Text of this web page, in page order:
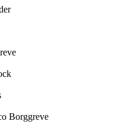
Borggreve